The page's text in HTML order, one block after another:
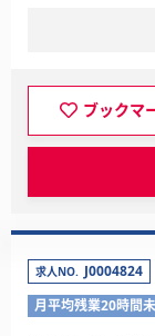
ブックマ
求人NO. J0004824
月平均残業20時間